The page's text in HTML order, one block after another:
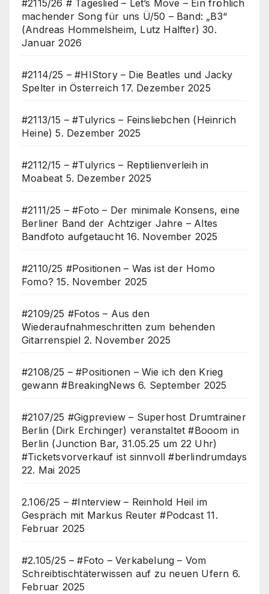
#2115/26 # Tageslied – Let’s Move – Ein fröhlich
machender Song für uns Ü/50 – Band: „B3“
(Andreas Hommelsheim, Lutz Halfter) 30.
Januar 2026
#2114/25 – #HIStory – Die Beatles und Jacky
Spelter in Österreich 17. Dezember 2025
#2113/15 – #Tulyrics – Feinsliebchen (Heinrich
Heine) 5. Dezember 2025
#2112/15 – #Tulyrics – Reptilienverleih in
Moabeat 5. Dezember 2025
#2111/25 – #Foto – Der minimale Konsens, eine
Berliner Band der Achtziger Jahre – Altes
Bandfoto aufgetaucht 16. November 2025
#2110/25 #Positionen – Was ist der Homo
Fomo? 15. November 2025
#2109/25 #Fotos – Aus den
Wiederaufnahmeschritten zum behenden
Gitarrenspiel 2. November 2025
#2108/25 – #Positionen – Wie ich den Krieg
gewann #BreakingNews 6. September 2025
#2107/25 #Gigpreview – Superhost Drumtrainer
Berlin (Dirk Erchinger) veranstaltet #Booom in
Berlin (Junction Bar, 31.05.25 um 22 Uhr)
#Ticketsvorverkauf ist sinnvoll #berlindrumdays
22. Mai 2025
2.106/25 – #Interview – Reinhold Heil im
Gespräch mit Markus Reuter #Podcast 11.
Februar 2025
#2.105/25 – #Foto – Verkabelung – Vom
Schreibtischtäterwissen auf zu neuen Ufern 6.
Februar 2025